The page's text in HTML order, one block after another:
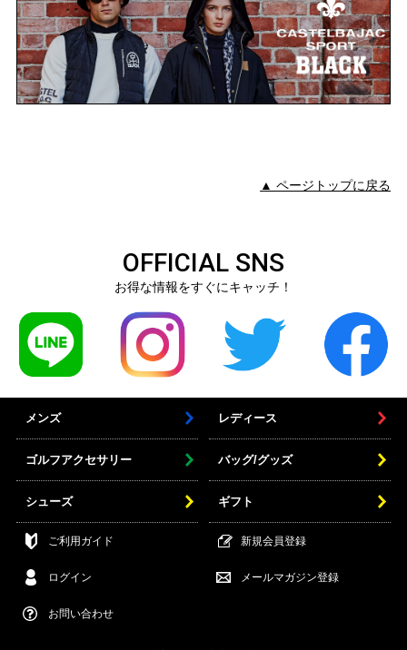
▲ ページトップに戻る
OFFICIAL SNS
お得な情報をすぐにキャッチ！
メンズ レディース
ゴルフアクセサリー バッグ/グッズ
シューズ ギフト
ご利用ガイド 新規会員登録
ログイン メールマガジン登録
お問い合わせ